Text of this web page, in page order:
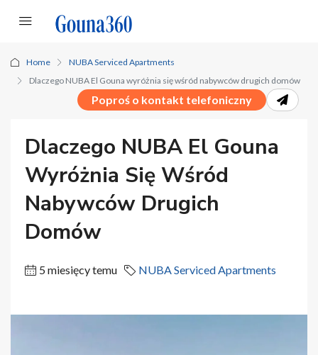
Home
NUBA Serviced Apartments
Dlaczego NUBA El Gouna wyróżnia się wśród nabywców drugich domów
Poproś o kontakt telefoniczny
Dlaczego NUBA El Gouna
Wyróżnia Się Wśród
Nabywców Drugich
Domów
5 miesięcy temu NUBA Serviced Apartments